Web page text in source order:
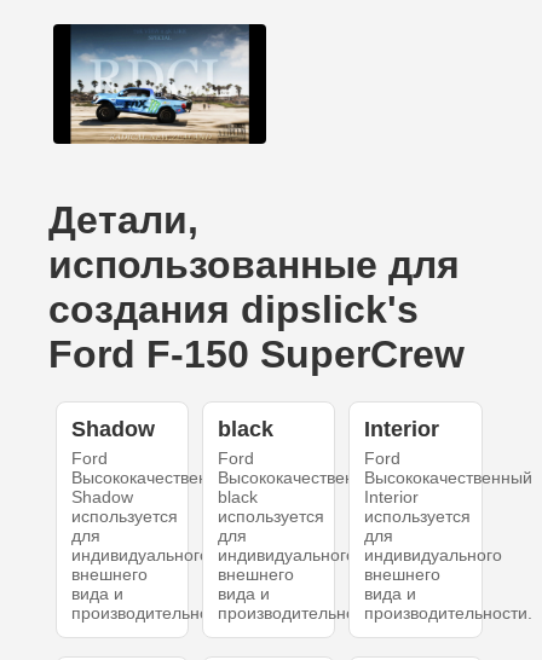
Детали,
использованные для
создания dipslick's
Ford F-150 SuperCrew
Shadow
Ford
Высококачественный
Shadow
используется
для
индивидуального
внешнего
вида и
производительности.
black
Ford
Высококачественный
black
используется
для
индивидуального
внешнего
вида и
производительности.
Interior
Ford
Высококачественный
Interior
используется
для
индивидуального
внешнего
вида и
производительности.